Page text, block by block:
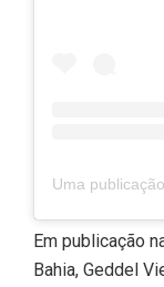
Em publicação
Bahia, Geddel